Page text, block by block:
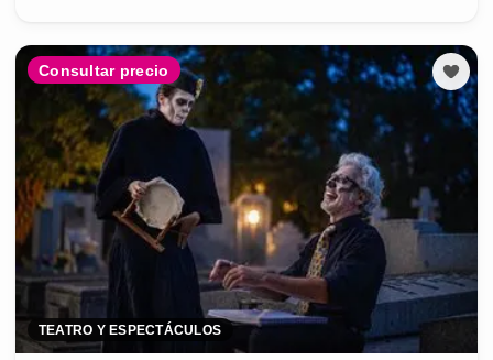
Consultar precio
TEATRO Y ESPECTÁCULOS